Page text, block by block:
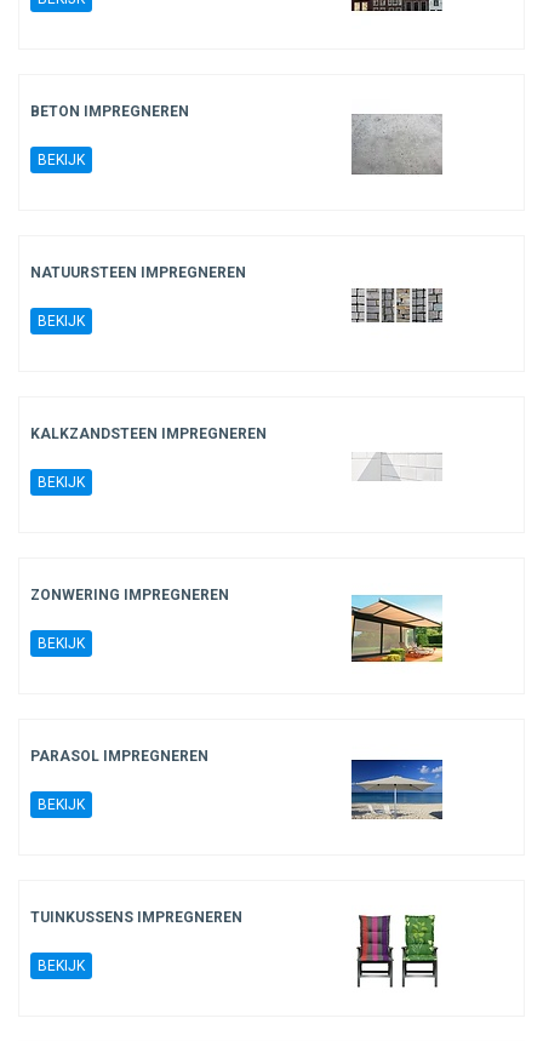
BETON IMPREGNEREN
BEKIJK
NATUURSTEEN IMPREGNEREN
BEKIJK
KALKZANDSTEEN IMPREGNEREN
BEKIJK
ZONWERING IMPREGNEREN
BEKIJK
PARASOL IMPREGNEREN
BEKIJK
TUINKUSSENS IMPREGNEREN
BEKIJK